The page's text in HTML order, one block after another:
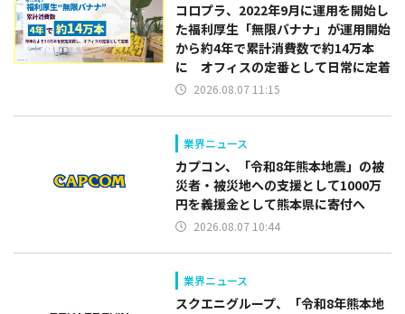
コロプラ、2022年9月に運用を開始し
た福利厚生「無限バナナ」が運用開始
から約4年で累計消費数で約14万本
に オフィスの定番として日常に定着
2026.08.07 11:15
業界ニュース
カプコン、「令和8年熊本地震」の被
災者・被災地への支援として1000万
円を義援金として熊本県に寄付へ
2026.08.07 10:44
業界ニュース
スクエニグループ、「令和8年熊本地